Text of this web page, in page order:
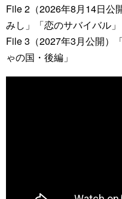
File 2（2026年8月14日公
みし」「恋のサバイバル」
File 3（2027年3月公開）
ゃの国・後編」